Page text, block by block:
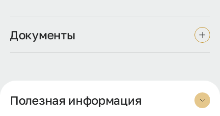
Документы
Полезная информация